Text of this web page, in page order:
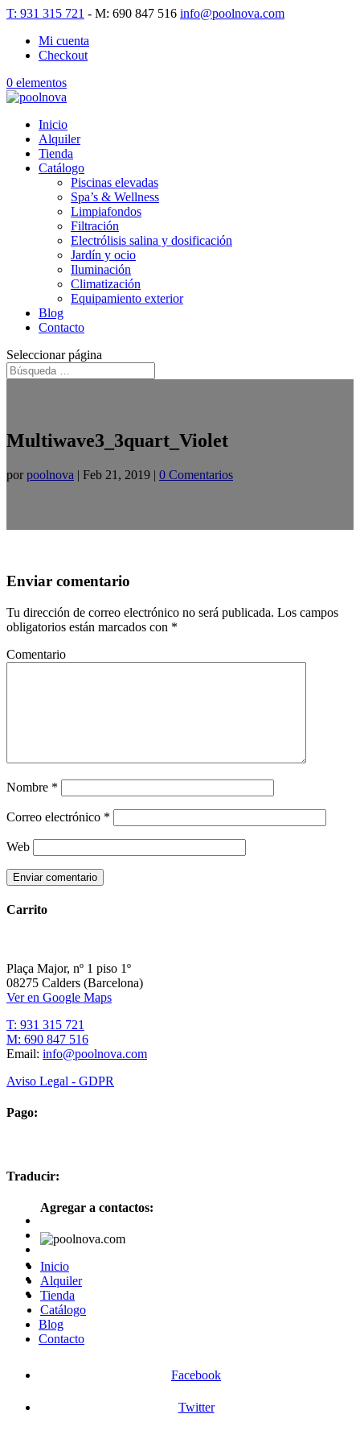
T: 931 315 721 - M: 690 847 516 info@poolnova.com
Mi cuenta
Checkout
0 elementos
Inicio
Alquiler
Tienda
Catálogo
Piscinas elevadas
Spa’s & Wellness
Limpiafondos
Filtración
Electrólisis salina y dosificación
Jardín y ocio
Iluminación
Climatización
Equipamiento exterior
Blog
Contacto
Seleccionar página
Multiwave3_3quart_Violet
porpoolnova | Feb 21, 2019 | 0 Comentarios
Enviar comentario
Tu dirección de correo electrónico no será publicada. Los campos
obligatorios están marcados con *
Comentario
Nombre *
Correo electrónico *
Web
Carrito
Plaça Major, nº 1 piso 1º
08275 Calders (Barcelona)
Ver en Google Maps
T: 931 315 721
M: 690 847 516
Email: info@poolnova.com
Aviso Legal - GDPR
Pago:
Traducir:
Agregar a contactos:
Inicio
Alquiler
Tienda
Catálogo
Blog
Contacto
Facebook
Twitter